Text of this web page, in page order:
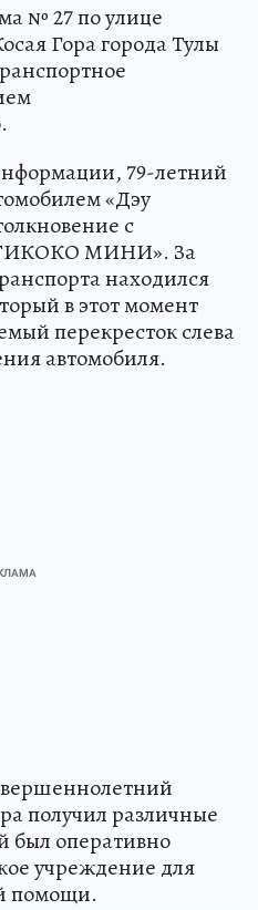
№ 27 по улице
Гора города Тулы
79-летний
«Дэу
с
МИНИ». За
находился
в этот момент
перекресток слева
автомобиля.
получил различные
был оперативно
учреждение для
помощи.